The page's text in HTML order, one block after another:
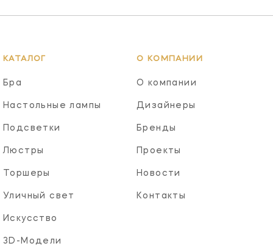
КАТАЛОГ
Бра
Настольные лампы
Подсветки
Люстры
Торшеры
Уличный свет
Искусство
3D-Модели
О КОМПАНИИ
О компании
Дизайнеры
Бренды
Проекты
Новости
Контакты